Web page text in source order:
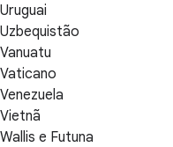
Uruguai
Uzbequistão
Vanuatu
Vaticano
Venezuela
Vietnã
Wallis e Futuna